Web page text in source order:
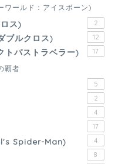
ワールド：アイスボーン)
ス) 2
ブルクロス) 12
トパストラベラー) 17
覇者
5
2
4
17
Spider-Man) 4
8